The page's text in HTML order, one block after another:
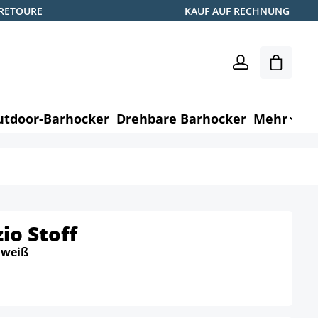
KAUF AUF RECHNUNG
Barhocker Drehbare Barhocker Mehr
Stoff
weiß